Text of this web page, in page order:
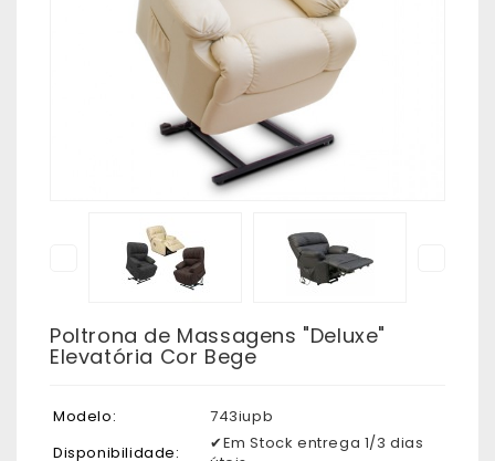
Poltrona de Massagens "Deluxe"
Elevatória Cor Bege
Modelo:
743iupb
Disponibilidade:
✔Em Stock entrega 1/3 dias